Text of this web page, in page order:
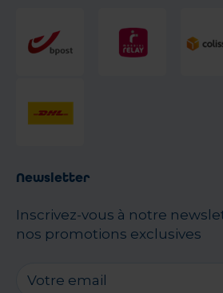
Newsletter
Inscrivez-vous à notre
nos promotions exclusives